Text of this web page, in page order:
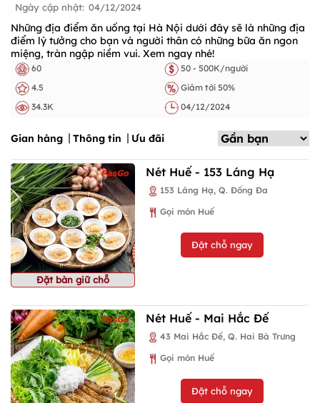
Ngày cập nhật: 04/12/2024
Những địa điểm ăn uống tại Hà Nội dưới đây sẽ là những địa
điểm lý tưởng cho bạn và người thân có những bữa ăn ngon
miệng, tràn ngập niềm vui. Xem ngay nhé!
60
50 - 500K/người
4.5
Giảm tới 50%
34.3K
04/12/2024
Gian hàng Thông tin Ưu đãi
Đặt bàn giữ chỗ
Nét Huế - 153 Láng Hạ
153 Láng Hạ, Q. Đống Đa
Gọi món Huế
Đặt chỗ ngay
Nét Huế - Mai Hắc Đế
43 Mai Hắc Đế, Q. Hai Bà Trưng
Gọi món Huế
Đặt chỗ ngay